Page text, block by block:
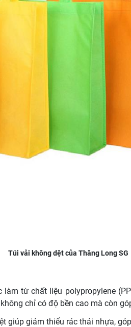
Túi vải không dệt của Thăng Long SG
làm từ chất liệu polypropylene
chỉ có độ bền cao mà còn
giúp giảm thiểu rác thải nhựa,